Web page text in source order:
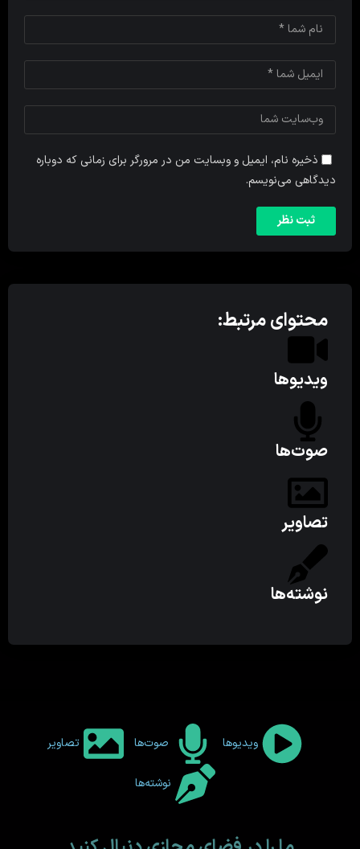
ذخیره نام، ایمیل و وبسایت من در مرورگر برای زمانی که دوباره
دیدگاهی می‌نویسم.
محتوای مرتبط:
ویدیوها
صوت‌ها
تصاویر
نوشته‌ها
ویدیوها صوت‌ها تصاویر
نوشته‌ها